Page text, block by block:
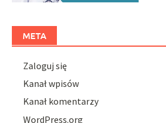
META
Zaloguj się
Kanał wpisów
Kanał komentarzy
WordPress.org